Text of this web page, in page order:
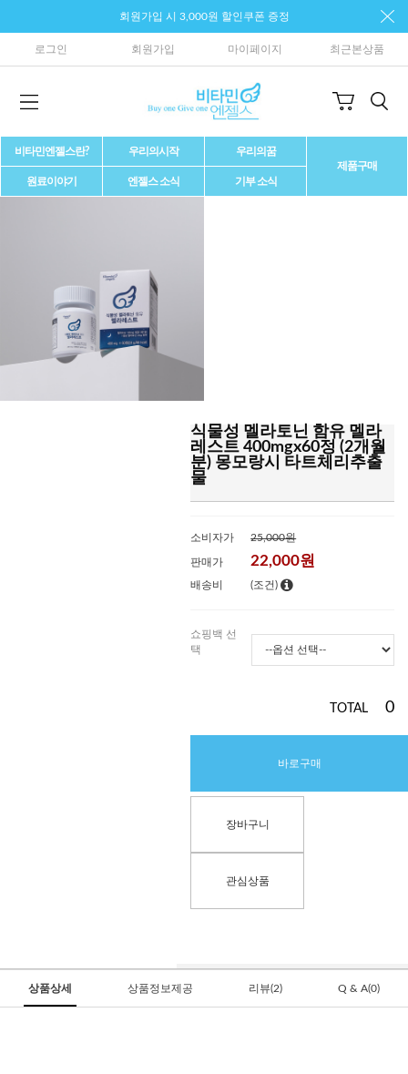
회원가입 시 3,000원 할인쿠폰 증정
로그인 회원가입 마이페이지 최근본상품
비타민엔젤스란? 우리의시작
우리의꿈
제품구매
원료이야기
엔젤스 소식 기부 소식
식물성 멜라토닌 함유 멜라
레스트 400mgx60정 (2개월
분) 몽모랑시 타트체리추출
물
소비자가 25,000원
판매가 22,000원
배송비 (조건)
쇼핑백 선
택
TOTAL 0
바로구매
장바구니
관심상품
상품상세 상품정보제공 리뷰(2) Q & A(0)